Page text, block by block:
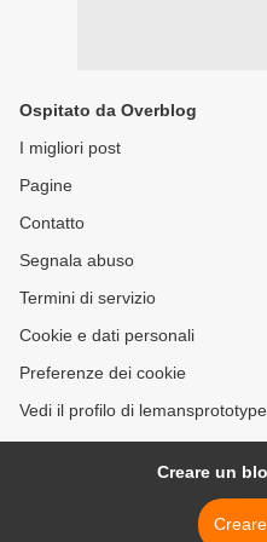
Ospitato da Overblog
I migliori post
Pagine
Contatto
Segnala abuso
Termini di servizio
Cookie e dati personali
Preferenze dei cookie
Vedi il profilo di
Creare un